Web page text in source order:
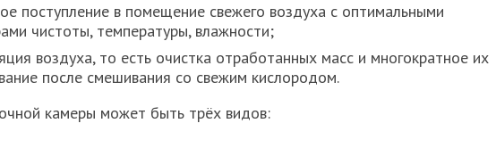
поступление в помещение свежего воздуха с оптимальными
чистоты, температуры, влажности;
воздуха, то есть очистка отработанных масс и многократное их
после смешивания со свежим кислородом.
камеры может быть трёх видов: